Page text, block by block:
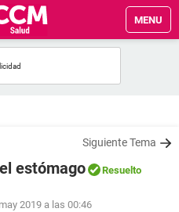
MENU
Siguiente Tema
estómago Resuelto
2019 a las 00:46